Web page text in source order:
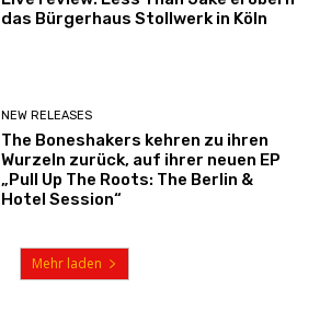
das Bürgerhaus Stollwerk in Köln
NEW RELEASES
The Boneshakers kehren zu ihren
Wurzeln zurück, auf ihrer neuen EP
„Pull Up The Roots: The Berlin &
Hotel Session“
Mehr laden